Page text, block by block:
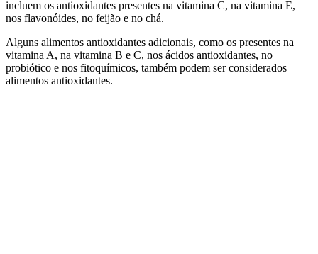
incluem os antioxidantes presentes na vitamina C, na vitamina E,
nos flavonóides, no feijão e no chá.
Alguns alimentos antioxidantes adicionais, como os presentes na
vitamina A, na vitamina B e C, nos ácidos antioxidantes, no
probiótico e nos fitoquímicos, também podem ser considerados
alimentos antioxidantes.